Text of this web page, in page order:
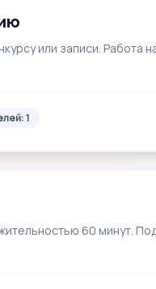
или записи. Работа
1
60 минут.